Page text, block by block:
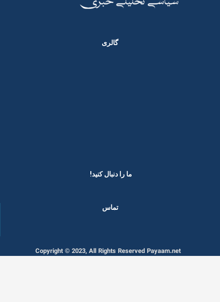
گالری
ما را دنبال کنید! ​
تماس
Copyright © 2023, All Rights Reserved Payaam.net